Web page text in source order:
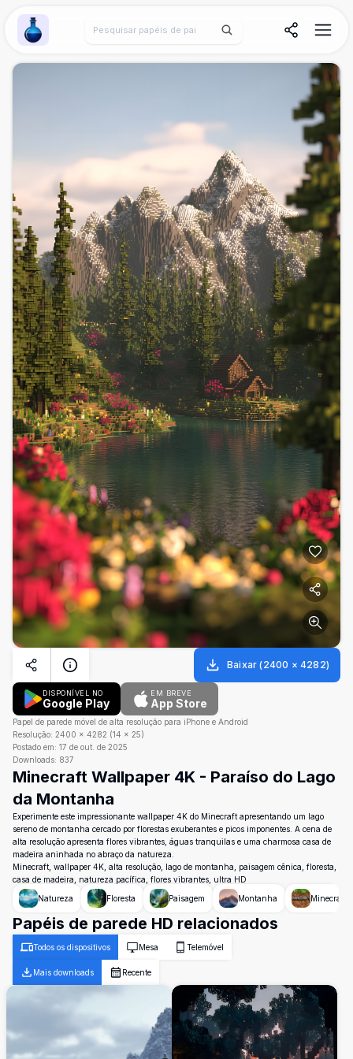
Wallpaper Alchemy
Baixar (2400 × 4282)
DISPONÍVEL NO
Google Play
EM BREVE
App Store
Papel de parede móvel de alta resolução para iPhone e Android
Resolução: 2400 × 4282 (14 × 25)
Postado em: 17 de out. de 2025
Downloads: 837
Minecraft Wallpaper 4K - Paraíso do Lago
da Montanha
Experimente este impressionante wallpaper 4K do Minecraft apresentando um lago
sereno de montanha cercado por florestas exuberantes e picos imponentes. A cena de
alta resolução apresenta flores vibrantes, águas tranquilas e uma charmosa casa de
madeira aninhada no abraço da natureza.
Minecraft, wallpaper 4K, alta resolução, lago de montanha, paisagem cênica, floresta,
casa de madeira, natureza pacífica, flores vibrantes, ultra HD
Natureza
Floresta Paisagem Montanha Minecraft
Papéis de parede HD relacionados
Todos os dispositivos Mesa Telemóvel
Mais downloads Recente